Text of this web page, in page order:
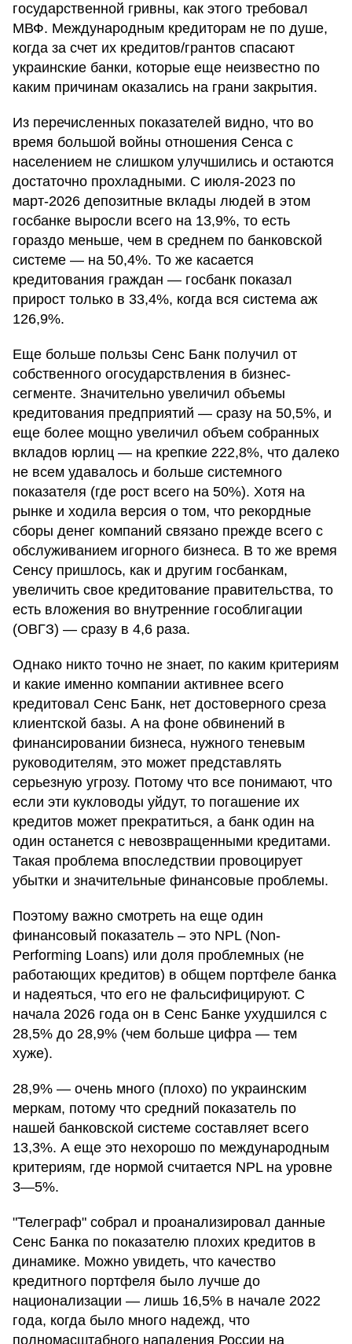
государственной гривны, как этого требовал
МВФ. Международным кредиторам не по душе,
когда за счет их кредитов/грантов спасают
украинские банки, которые еще неизвестно по
каким причинам оказались на грани закрытия.
Из перечисленных показателей видно, что во
время большой войны отношения Сенса с
населением не слишком улучшились и остаются
достаточно прохладными. С июля-2023 по
март-2026 депозитные вклады людей в этом
госбанке выросли всего на 13,9%, то есть
гораздо меньше, чем в среднем по банковской
системе — на 50,4%. То же касается
кредитования граждан — госбанк показал
прирост только в 33,4%, когда вся система аж
126,9%.
Еще больше пользы Сенс Банк получил от
собственного огосударствления в бизнес-
сегменте. Значительно увеличил объемы
кредитования предприятий — сразу на 50,5%, и
еще более мощно увеличил объем собранных
вкладов юрлиц — на крепкие 222,8%, что далеко
не всем удавалось и больше системного
показателя (где рост всего на 50%). Хотя на
рынке и ходила версия о том, что рекордные
сборы денег компаний связано прежде всего с
обслуживанием игорного бизнеса. В то же время
Сенсу пришлось, как и другим госбанкам,
увеличить свое кредитование правительства, то
есть вложения во внутренние гособлигации
(ОВГЗ) — сразу в 4,6 раза.
Однако никто точно не знает, по каким критериям
и какие именно компании активнее всего
кредитовал Сенс Банк, нет достоверного среза
клиентской базы. А на фоне обвинений в
финансировании бизнеса, нужного теневым
руководителям, это может представлять
серьезную угрозу. Потому что все понимают, что
если эти кукловоды уйдут, то погашение их
кредитов может прекратиться, а банк один на
один останется с невозвращенными кредитами.
Такая проблема впоследствии провоцирует
убытки и значительные финансовые проблемы.
Поэтому важно смотреть на еще один
финансовый показатель – это NPL (Non-
Performing Loans) или доля проблемных (не
работающих кредитов) в общем портфеле банка
и надеяться, что его не фальсифицируют. С
начала 2026 года он в Сенс Банке ухудшился с
28,5% до 28,9% (чем больше цифра — тем
хуже).
28,9% — очень много (плохо) по украинским
меркам, потому что средний показатель по
нашей банковской системе составляет всего
13,3%. А еще это нехорошо по международным
критериям, где нормой считается NPL на уровне
3—5%.
"Телеграф" собрал и проанализировал данные
Сенс Банка по показателю плохих кредитов в
динамике. Можно увидеть, что качество
кредитного портфеля было лучше до
национализации — лишь 16,5% в начале 2022
года, когда было много надежд, что
полномасштабного нападения России на